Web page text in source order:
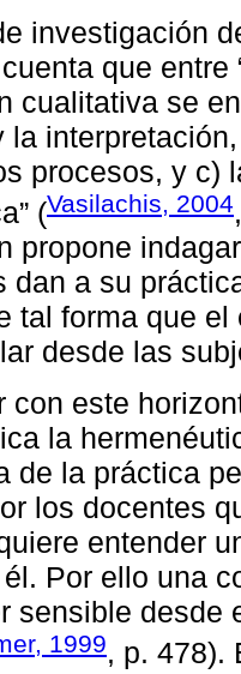
investigación
que
cualitativa se
la
procesos, y c)
(Vasilachis, 2004
propone
dan a su
tal forma que
desde las
con este
la
de la práctica
los docentes
entender
Por ello una
sensible desde
1999, p. 478).